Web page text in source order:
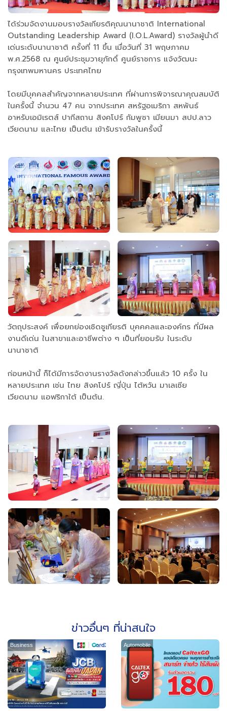
ได้ร่วมจัดงานมอบรางวัลเกียรติคุณนานาชาติ International
Outstanding Leadership Award (I.O.L.Award) รางวัลผู้นำดี
เด่นระดับนานาชาติ ครั้งที่ 11 ขึ้น เมื่อวันที่ 31 พฤษภาคม
พ.ศ.2568 ณ ศูนย์ประชุมวายุภักดิ์ ศูนย์ราชการ แจ้งวัฒนะ
กรุงเทพมหานคร ประเทศไทย
โดยมีบุคคลสำคัญจากหลายประเทศ ที่ผ่านการพิจารณาคุณสมบัติ
ในครั้งนี้ จำนวน 47 คน จากประเทศ สหรัฐอเมริกา สหพันธ์
อาหรับเอมิเรตส์ ปากีสถาน สิงคโปร์ กัมพูชา เมียนมา สปป.ลาว
เวียดนาม และไทย เป็นต้น เข้ารับรางวัลในครั้งนี้
วัตถุประสงค์ เพื่อยกย่องเชิดชูเกียรติ บุคคคลและองค์กร ที่มีผล
งานดีเด่น ในสาขาและอาชีพต่าง ๆ เป็นที่ยอมรับ ในระดับ
นานาชาติ
ก่อนหน้านี้ ก็ได้มีการจัดงานรางวัลดังกล่าวขึ้นแล้ว 10 ครั้ง ใน
หลายประเทศ เช่น ไทย สิงคโปร์ ญี่ปุ่น ไต้หวัน มาเลเซีย
เวียดนาม แอฟริกาใต้ เป็นต้น.
ข่าวอื่นๆ ที่น่าสนใจ
Business Automobile